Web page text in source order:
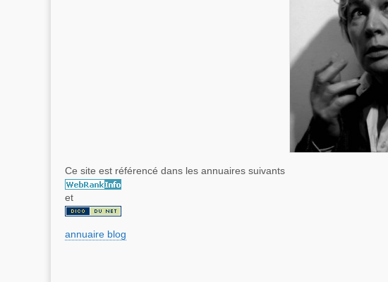
Ce site est référencé dans les annuaires suivants
et
annuaire blog